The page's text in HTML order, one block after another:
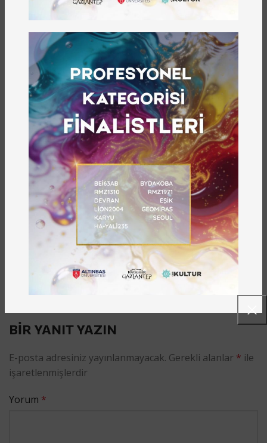
edebiyatla temas kurmak isteyen katılımcılar
programda yer alabilmektedir. Akademisyenlerden
öğrencilere, şairlerden edebiyat okurlarına kadar geniş
bir katılımcı profiline hitap eden etkinlik, edebiyatı
gündelik hayatın doğal bir parçası hâline getirmeyi
amaçlamaktadır.
Gaziantep Şiir Akşamları’nı Takip Edin
GBB Kültür A.Ş. öncülüğünde düzenlenen Gaziantep Şiir
Akşamları programına ilişkin güncel bilgiler, etkinlik
tarihleri ve duyurular için kurumun resmî web sitesi ve
iletişim kanalları takip edilebilir. Gaziantep’te şiirin sesi
olmaya devam eden bu özel edebiyat buluşmasına siz
de katılabilirsiniz.
BIR YANIT YAZIN
E-posta adresiniz yayınlanmayacak. Gerekli alanlar * ile
işaretlenmişlerdir
Yorum *